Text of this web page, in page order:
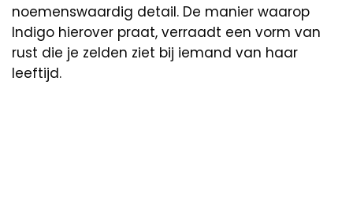
noemenswaardig detail. De manier waarop
Indigo hierover praat, verraadt een vorm van
rust die je zelden ziet bij iemand van haar
leeftijd.